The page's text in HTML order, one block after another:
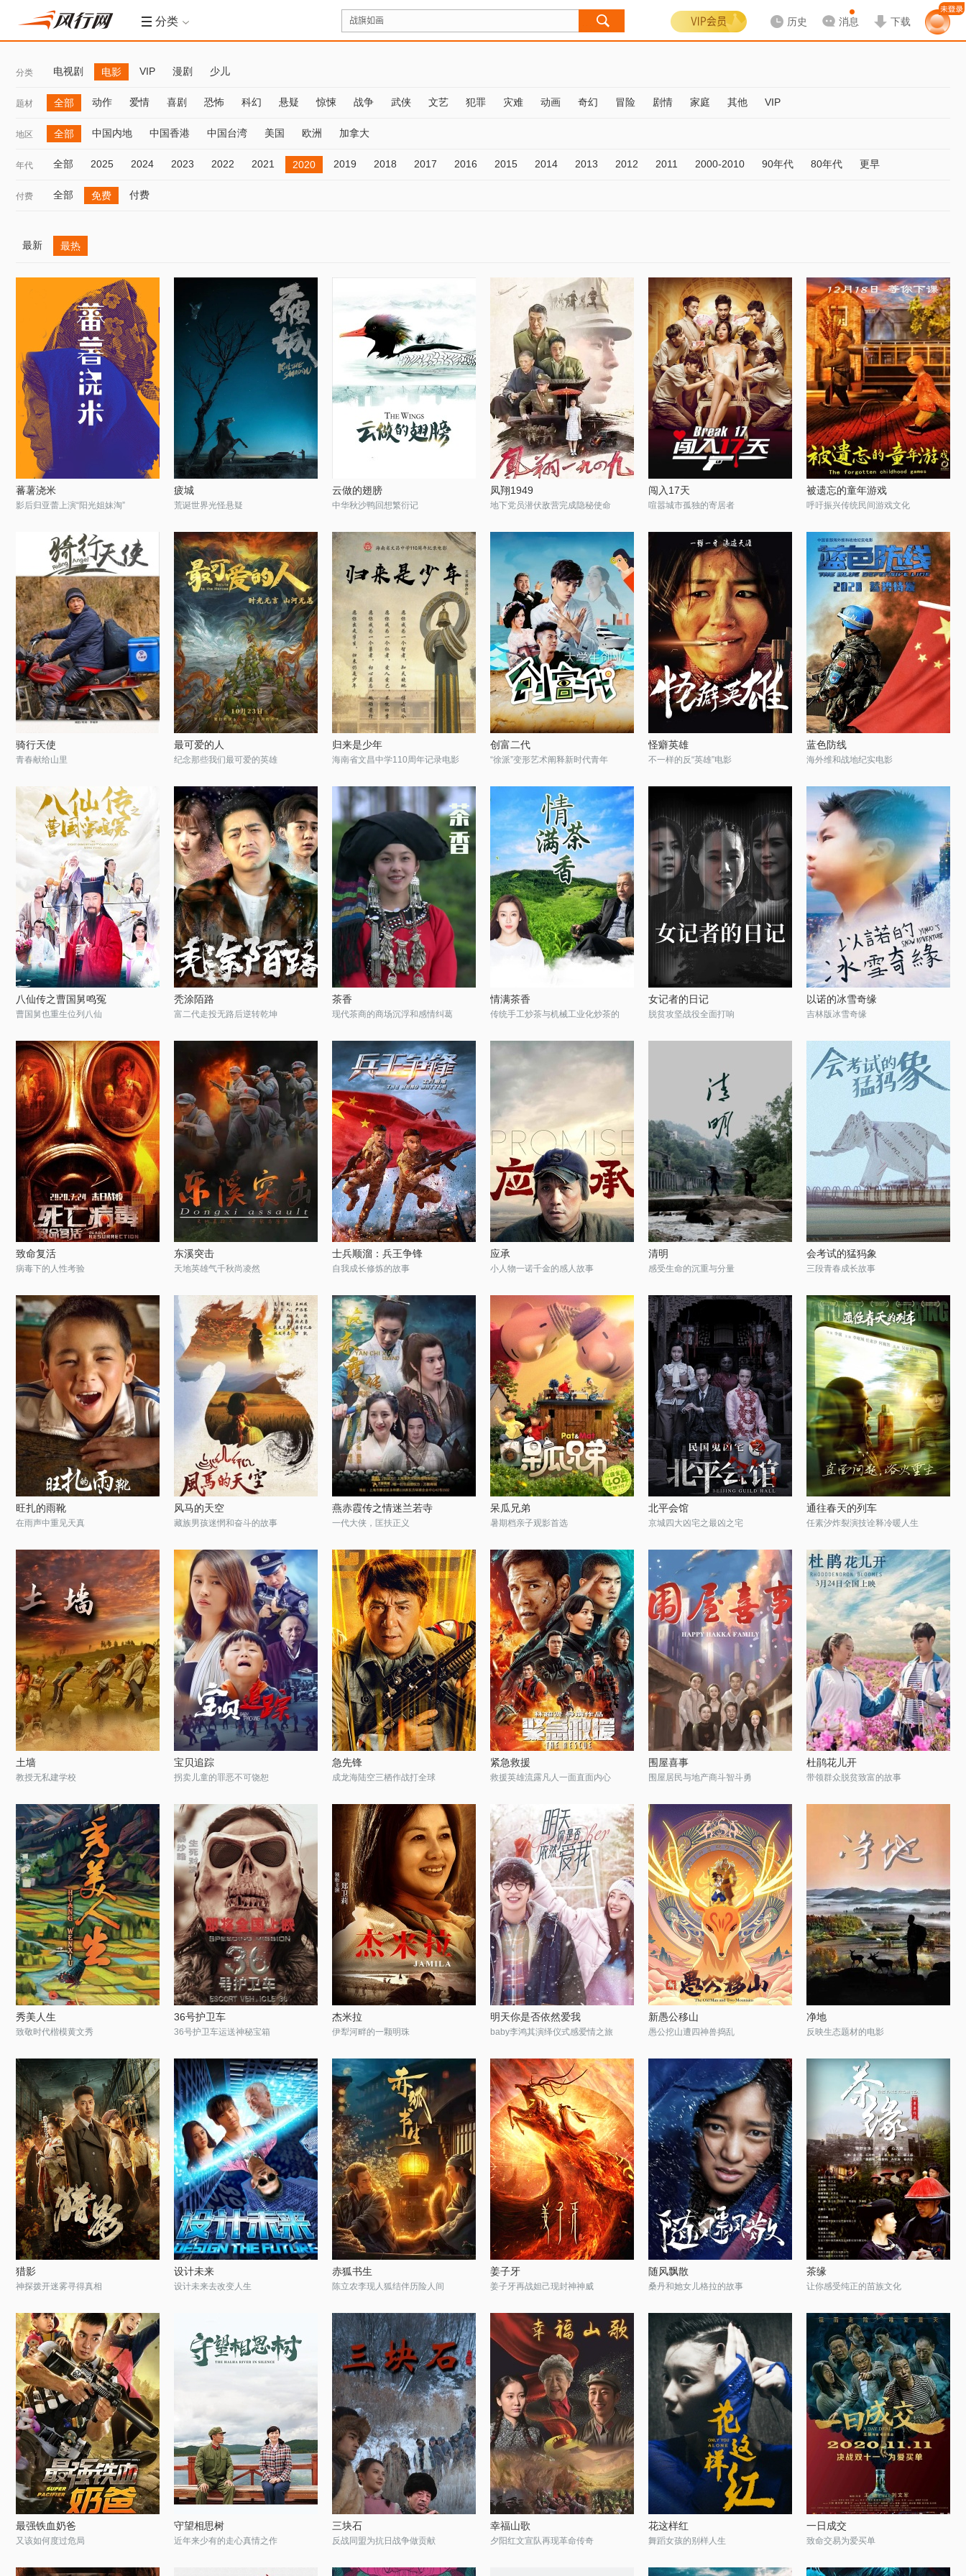
分类 历史 消息 下载
分类 电视剧 电影 VIP 漫剧 少儿
题材 全部 动作 爱情 喜剧 恐怖 科幻 悬疑 惊悚 战争 武侠 文艺 犯罪 灾难 动画 奇幻 冒险 剧情 家庭 其他 VIP
地区 全部 中国内地 中国香港 中国台湾 美国 欧洲 加拿大
年代 全部 2025 2024 2023 2022 2021 2020 2019 2018 2017 2016 2015 2014 2013 2012 2011 2000-2010 90年代 80年代 更早
付费 全部 免费 付费
最新 最热
蕃薯浇米
影后归亚蕾上演“阳光姐妹淘”
疲城
荒诞世界光怪悬疑
云做的翅膀
中华秋沙鸭回想繁衍记
凤翔1949
地下党员潜伏敌营完成隐秘使命
闯入17天
喧嚣城市孤独的寄居者
被遗忘的童年游戏
呼吁振兴传统民间游戏文化
骑行天使
青春献给山里
最可爱的人
纪念那些我们最可爱的英雄
归来是少年
海南省文昌中学110周年记录电影
创富二代
“徐派”变形艺术阐释新时代青年
怪癖英雄
不一样的反“英雄”电影
蓝色防线
海外维和战地纪实电影
八仙传之曹国舅鸣冤
曹国舅也重生位列八仙
秃涂陌路
富二代走投无路后逆转乾坤
茶香
现代茶商的商场沉浮和感情纠葛
情满茶香
传统手工炒茶与机械工业化炒茶的
女记者的日记
脱贫攻坚战役全面打响
以诺的冰雪奇缘
吉林版冰雪奇缘
致命复活
病毒下的人性考验
东溪突击
天地英雄气千秋尚凌然
士兵顺溜：兵王争锋
自我成长修炼的故事
应承
小人物一诺千金的感人故事
清明
感受生命的沉重与分量
会考试的猛犸象
三段青春成长故事
旺扎的雨靴
在雨声中重见天真
风马的天空
藏族男孩迷惘和奋斗的故事
燕赤霞传之情迷兰若寺
一代大侠，匡扶正义
呆瓜兄弟
暑期档亲子观影首选
北平会馆
京城四大凶宅之最凶之宅
通往春天的列车
任素汐炸裂演技诠释冷暖人生
土墙
教授无私建学校
宝贝追踪
拐卖儿童的罪恶不可饶恕
急先锋
成龙海陆空三栖作战打全球
紧急救援
救援英雄流露凡人一面直面内心
围屋喜事
围屋居民与地产商斗智斗勇
杜鹃花儿开
带领群众脱贫致富的故事
秀美人生
致敬时代楷模黄文秀
36号护卫车
36号护卫车运送神秘宝箱
杰米拉
伊犁河畔的一颗明珠
明天你是否依然爱我
baby李鸿其演绎仪式感爱情之旅
新愚公移山
愚公挖山遭四神兽捣乱
净地
反映生态题材的电影
猎影
神探拨开迷雾寻得真相
设计未来
设计未来去改变人生
赤狐书生
陈立农李现人狐结伴历险人间
姜子牙
姜子牙再战妲己现封神神威
随风飘散
桑丹和她女儿格拉的故事
茶缘
让你感受纯正的苗族文化
最强铁血奶爸
又该如何度过危局
守望相思树
近年来少有的走心真情之作
三块石
反战同盟为抗日战争做贡献
幸福山歌
夕阳红文宣队再现革命传奇
花这样红
舞蹈女孩的别样人生
一日成交
致命交易为爱买单